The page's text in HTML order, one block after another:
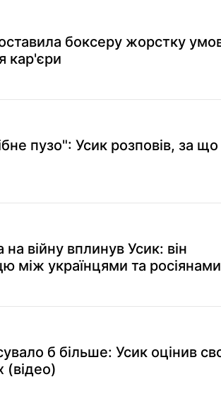
боксеру жорстку
кар'єри
пузо": Усик розповів, за що
війну вплинув Усик: він
між українцями та росіянами
б більше: Усик оцінив
(відео)